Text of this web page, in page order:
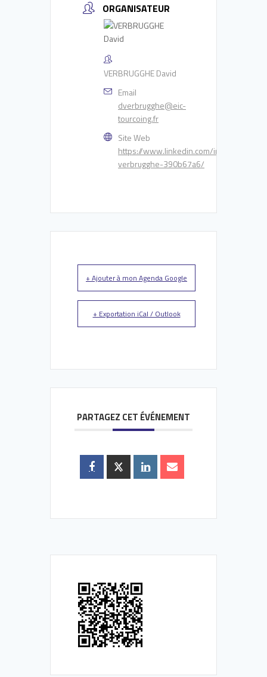
ORGANISATEUR
VERBRUGGHE David
Email
dverbrugghe@eic-
tourcoing.fr
Site Web
https://www.linkedin.com/in/david-
verbrugghe-390b67a6/
+ Ajouter à mon Agenda Google
+ Exportation iCal / Outlook
PARTAGEZ CET ÉVÉNEMENT